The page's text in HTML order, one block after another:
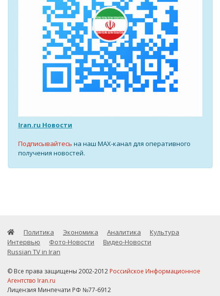
Iran.ru Новости
Подписывайтесь на наш MAX-канал для оперативного
получения новостей.
Политика Экономика Аналитика
Культура
Интервью
Фото-Новости
Видео-Новости
Russian TV in Iran
© Все права защищены 2002-2012 Российское Информационное
Агентство Iran.ru
Лицензия Минпечати РФ №77-6912